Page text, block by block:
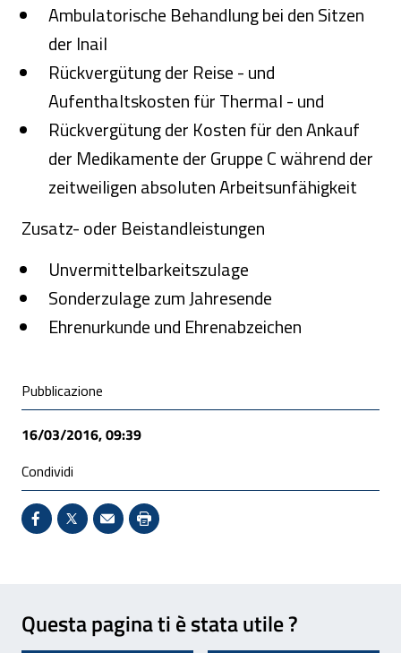
Ambulatorische Behandlung bei den Sitzen
der Inail
Rückvergütung der Reise - und
Aufenthaltskosten für Thermal - und
Rückvergütung der Kosten für den Ankauf
der Medikamente der Gruppe C während der
zeitweiligen absoluten Arbeitsunfähigkeit
Zusatz- oder Beistandleistungen
Unvermittelbarkeitszulage
Sonderzulage zum Jahresende
Ehrenurkunde und Ehrenabzeichen
Condivisione social
Pubblicazione
16/03/2016, 09:39
Condividi
Condividi su Facebook - Sito esterno - Apertura in
X - Sito esterno - Apertura in nuova finestra
Invio Mail: apre il programma di posta
Stampa pagina: scelta meno
Questa pagina ti è stata utile ?